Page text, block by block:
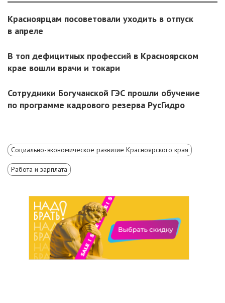
Красноярцам посоветовали уходить в отпуск
в апреле
В топ дефицитных профессий в Красноярском
крае вошли врачи и токари
Сотрудники Богучанской ГЭС прошли обучение
по программе кадрового резерва РусГидро
Социально-экономическое развитие Красноярского края
Работа и зарплата